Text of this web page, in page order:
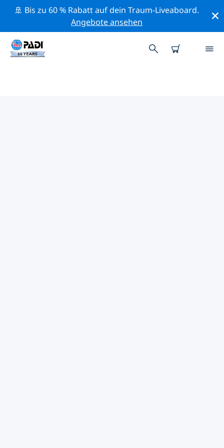
🚢 Bis zu 60 % Rabatt auf dein Traum-Liveaboard.
Angebote ansehen